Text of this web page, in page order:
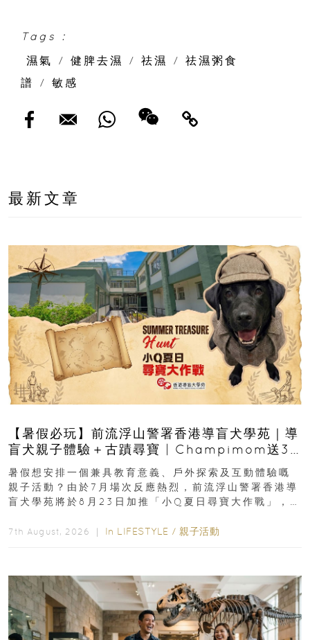
Tags :
濕氣
/ 健脾去濕 / 祛濕 /
祛濕粥食
譜
/ 敏感
最新文章
【暑假必玩】前流浮山警署香港導盲犬學苑｜導
盲犬親子體驗＋古蹟尋寶 | Champimom送3
組免費名額
暑假想安排一個兼具教育意義、戶外探索及互動體驗嘅
親子活動？由於7月場次反應熱烈，前流浮山警署香港導
盲犬學苑將於8月23日加推「小Q夏日尋寶大作戰」，家
7th August, 2026 ｜ In LIFESTYLE / 親子活動